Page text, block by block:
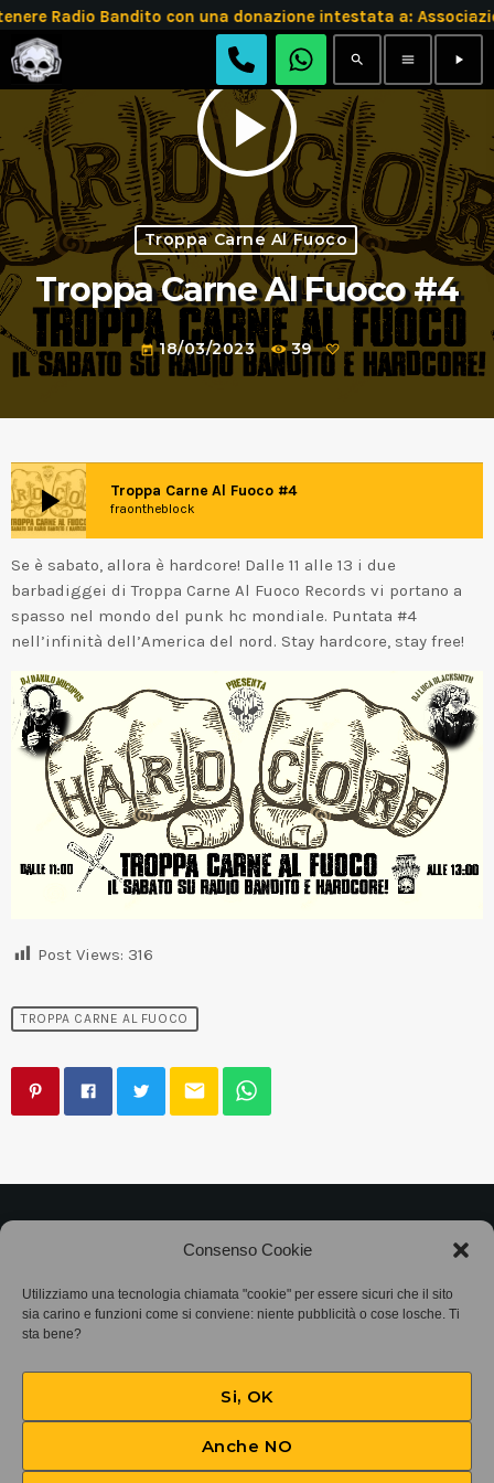
Consenso Cookie
Utilizziamo una tecnologia chiamata "cookie" per essere sicuri che il sito
sia carino e funzioni come si conviene: niente pubblicità o cose losche. Ti
sta bene?
Si, OK
Anche NO
Radio Bandito con una donazione intestata a:
search menu play_arrow
play_arrow
Troppa Carne Al Fuoco
Troppa Carne Al Fuoco #4
today 18/03/2023 39
play_arrow Troppa Carne Al Fuoco #4
fraontheblock
Se è sabato, allora è hardcore! Dalle 11 alle 13 i due
barbadiggei di Troppa Carne Al Fuoco Records vi portano a
spasso nel mondo del punk hc mondiale. Puntata #4
nell’infinità dell’America del nord. Stay hardcore, stay free!
Post Views: 316
TROPPA CARNE AL FUOCO
email
Associazione Bandito • CF 97882400019 •
Privacy Policy•Cookie Policy (UE) • Protocollo
SIAE 7425